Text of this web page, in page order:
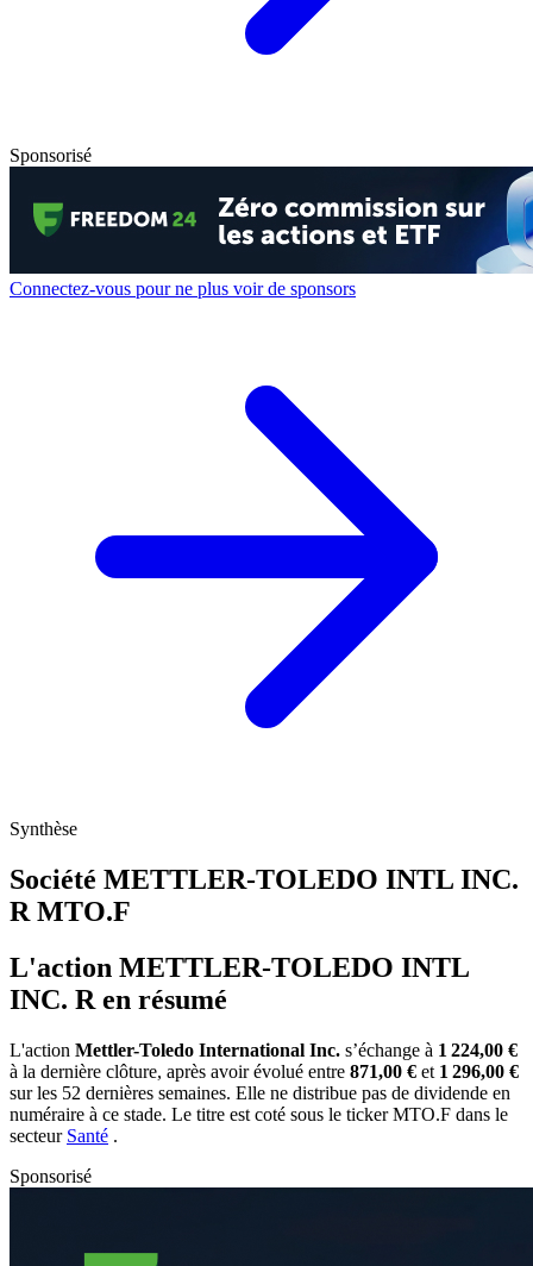
Sponsorisé
Connectez-vous pour ne plus voir de sponsors
Synthèse
Société METTLER-TOLEDO INTL INC.
R MTO.F
L'action METTLER-TOLEDO INTL
INC. R en résumé
L'action Mettler-Toledo International Inc. s’échange à 1 224,00 €
à la dernière clôture, après avoir évolué entre 871,00 € et 1 296,00 €
sur les 52 dernières semaines. Elle ne distribue pas de dividende en
numéraire à ce stade. Le titre est coté sous le tickerMTO.F dans le
secteur Santé .
Sponsorisé